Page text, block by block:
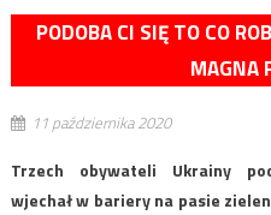
PODOBA CI SIĘ TO CO
MAGNA
11 października 2020
Trzech obywateli Ukrainy
wjechał w bariery na pasie